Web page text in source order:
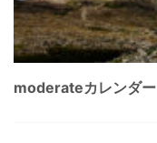
moderateカレンダー